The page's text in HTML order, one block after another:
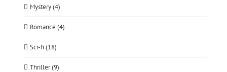
Mystery (4)
Romance (4)
Sci-fi (18)
Thriller (9)